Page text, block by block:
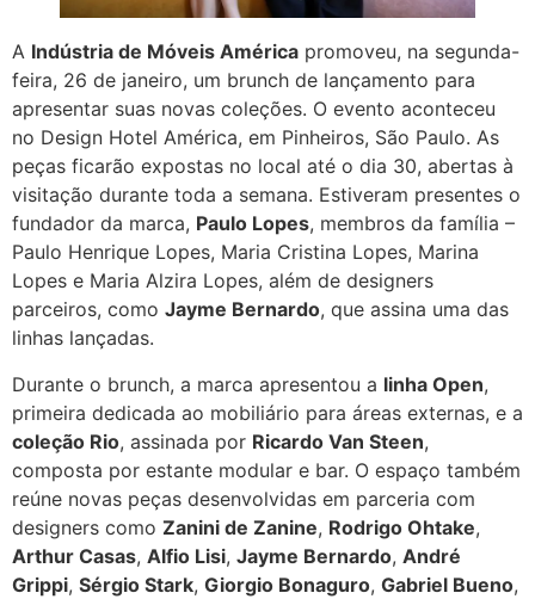
A Indústria de Móveis América promoveu, na segunda-
feira, 26 de janeiro, um brunch de lançamento para
apresentar suas novas coleções. O evento aconteceu
no Design Hotel América, em Pinheiros, São Paulo. As
peças ficarão expostas no local até o dia 30, abertas à
visitação durante toda a semana. Estiveram presentes o
fundador da marca, Paulo Lopes, membros da família –
Paulo Henrique Lopes, Maria Cristina Lopes, Marina
Lopes e Maria Alzira Lopes, além de designers
parceiros, como Jayme Bernardo, que assina uma das
linhas lançadas.
Durante o brunch, a marca apresentou a linha Open,
primeira dedicada ao mobiliário para áreas externas, e a
coleção Rio, assinada por Ricardo Van Steen,
composta por estante modular e bar. O espaço também
reúne novas peças desenvolvidas em parceria com
designers como Zanini de Zanine, Rodrigo Ohtake,
Arthur Casas, Alfio Lisi, Jayme Bernardo, André
Grippi, Sérgio Stark, Giorgio Bonaguro, Gabriel Bueno,